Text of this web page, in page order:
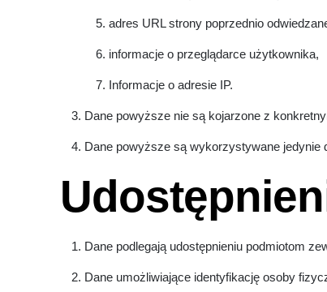
adres URL strony poprzednio
informacje o przeglądarce użytkownika,
Informacje o adresie IP.
Dane powyższe nie są kojarzone z
Dane powyższe są wykorzystywane jedynie
Dane podlegają udostępnieniu podmiotom
Dane umożliwiające identyfikację osoby